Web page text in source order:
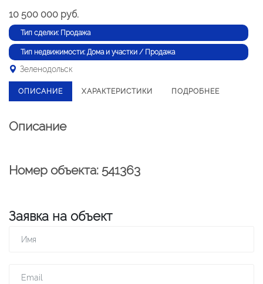
10 500 000 руб.
Тип сделки: Продажа
Тип недвижимости: Дома и участки / Продажа
Зеленодольск
ОПИСАНИЕ ХАРАКТЕРИСТИКИ ПОДРОБНЕЕ
Описание
Номер объекта: 541363
Заявка на объект